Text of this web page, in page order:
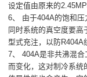
设定值由原来的
6、 由于404A的饱和压
同时系统的真空度要
型式充注，以防R404A
7、 404A是非共沸混
而变化，这对制冷系统